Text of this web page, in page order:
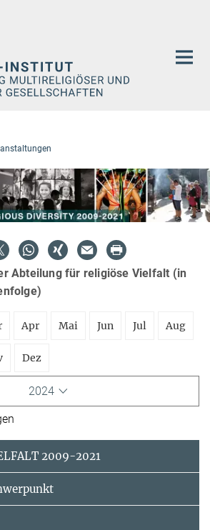
Abteilung für religiöse Vielfalt (in
Apr Mai Jun Jul Aug
Dez
2024
2009-2021